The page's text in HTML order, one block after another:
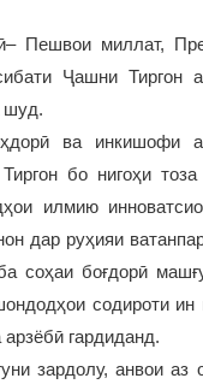
Пешвои миллат,
Ҷашни Тиргон
шуд.
ва инкишофи
бо нигоҳи
илмию
дар руҳияи
соҳаи боғдорӣ
содироти ин
гардиданд.
зардолу, анвои аз